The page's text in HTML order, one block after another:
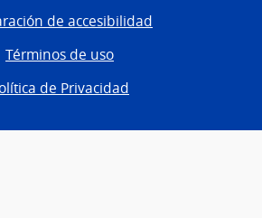
de accesibilidad
Términos de uso
de Privacidad